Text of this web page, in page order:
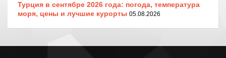
Турция в сентябре 2026 года: погода, температура
моря, цены и лучшие курорты 05.08.2026